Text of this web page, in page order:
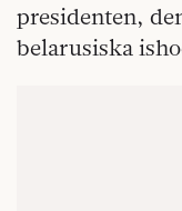
presidenten,
belarusiska